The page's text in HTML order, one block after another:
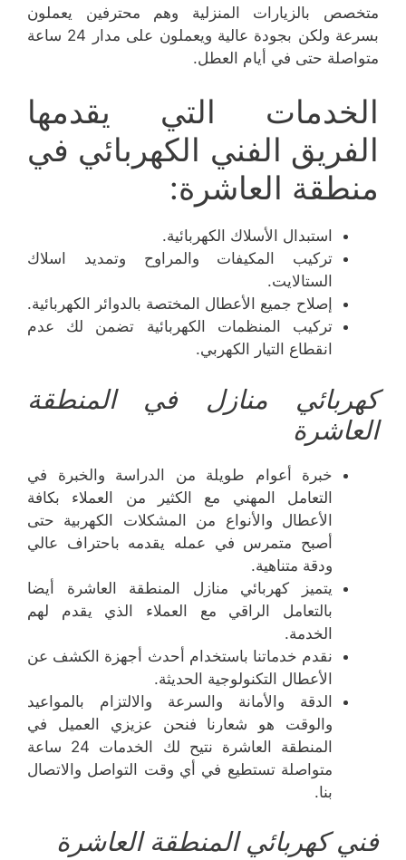
متخصص بالزيارات المنزلية وهم محترفين يعملون
بسرعة ولكن بجودة عالية ويعملون على مدار 24 ساعة
متواصلة حتى في أيام العطل.
الخدمات التي يقدمها
الفريق الفني الكهربائي في
منطقة العاشرة:
استبدال الأسلاك الكهربائية.
تركيب المكيفات والمراوح وتمديد اسلاك
الستالايت.
إصلاح جميع الأعطال المختصة بالدوائر الكهربائية.
تركيب المنظمات الكهربائية تضمن لك عدم
انقطاع التيار الكهربي.
كهربائي منازل في المنطقة
العاشرة
خبرة أعوام طويلة من الدراسة والخبرة في
التعامل المهني مع الكثير من العملاء بكافة
الأعطال والأنواع من المشكلات الكهربية حتى
أصبح متمرس في عمله يقدمه باحتراف عالي
ودقة متناهية.
يتميز كهربائي منازل المنطقة العاشرة أيضا
بالتعامل الراقي مع العملاء الذي يقدم لهم
الخدمة.
نقدم خدماتنا باستخدام أحدث أجهزة الكشف عن
الأعطال التكنولوجية الحديثة.
الدقة والأمانة والسرعة والالتزام بالمواعيد
والوقت هو شعارنا فنحن عزيزي العميل في
المنطقة العاشرة نتيح لك الخدمات 24 ساعة
متواصلة تستطيع في أي وقت التواصل والاتصال
بنا.
فني كهربائي المنطقة العاشرة